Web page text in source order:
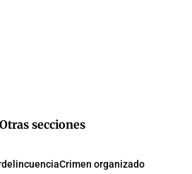
Otras secciones
Crimen organizado